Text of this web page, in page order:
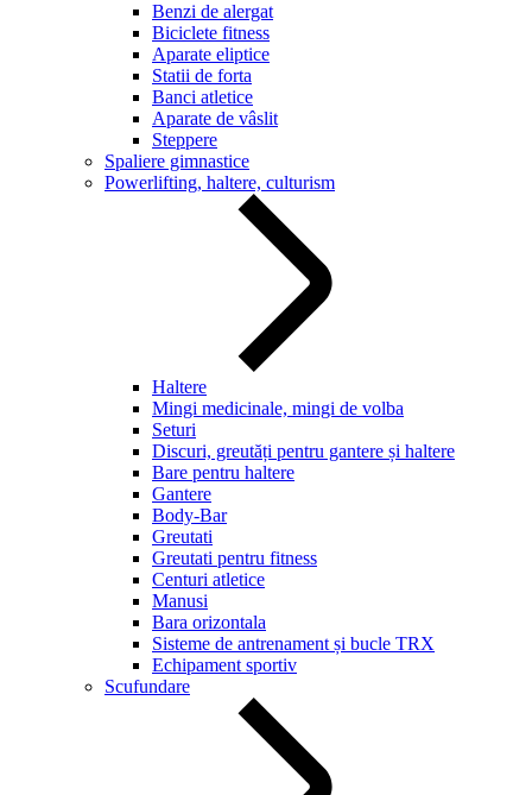
Benzi de alergat
Biciclete fitness
Aparate eliptice
Statii de forta
Banci atletice
Aparate de vâslit
Steppere
Spaliere gimnastice
Powerlifting, haltere, culturism
Haltere
Mingi medicinale, mingi de volba
Seturi
Discuri, greutăți pentru gantere și haltere
Bare pentru haltere
Gantere
Body-Bar
Greutati
Greutati pentru fitness
Centuri atletice
Manusi
Bara orizontala
Sisteme de antrenament și bucle TRX
Echipament sportiv
Scufundare